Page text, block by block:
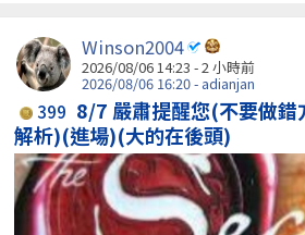
Winson2004
2026/08/06 14:23 -2 小時前
2026/08/06 16:20 - adianjan
399 8/7 嚴肅提醒您(不要做
解析)(進場)(大的在後頭)